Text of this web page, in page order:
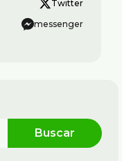
Twitter
messenger